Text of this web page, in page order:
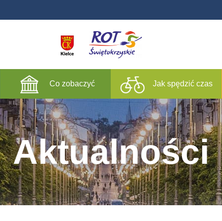
Co zobaczyć Jak spędzić czas
Aktualności